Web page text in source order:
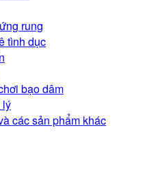
rung
tình dục
bạo dâm
lý
các sản phẩm khác